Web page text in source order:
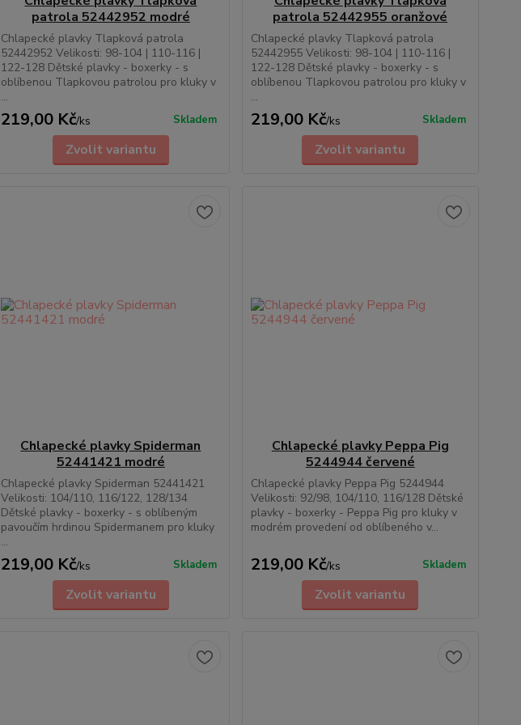
patrola 52442952 modré
Chlapecké plavky Tlapková patrola
52442952 Velikosti: 98-104 | 110-116 |
122-128 Dětské plavky - boxerky - s
oblíbenou Tlapkovou patrolou pro kluky v
...
219,00 Kč/ks Skladem
Zvolit variantu
patrola 52442955 oranžové
Chlapecké plavky Tlapková patrola
52442955 Velikosti: 98-104 | 110-116 |
122-128 Dětské plavky - boxerky - s
oblíbenou Tlapkovou patrolou pro kluky v
...
219,00 Kč/ks Skladem
Zvolit variantu
Chlapecké plavky Spiderman
52441421 modré
Chlapecké plavky Spiderman 52441421
Velikosti: 104/110, 116/122, 128/134
Dětské plavky - boxerky - s oblíbeným
pavoučím hrdinou Spidermanem pro kluky
...
219,00 Kč/ks Skladem
Zvolit variantu
Chlapecké plavky Peppa Pig
5244944 červené
Chlapecké plavky Peppa Pig 5244944
Velikosti: 92/98, 104/110, 116/128 Dětské
plavky - boxerky - Peppa Pig pro kluky v
modrém provedení od oblíbeného v...
219,00 Kč/ks Skladem
Zvolit variantu